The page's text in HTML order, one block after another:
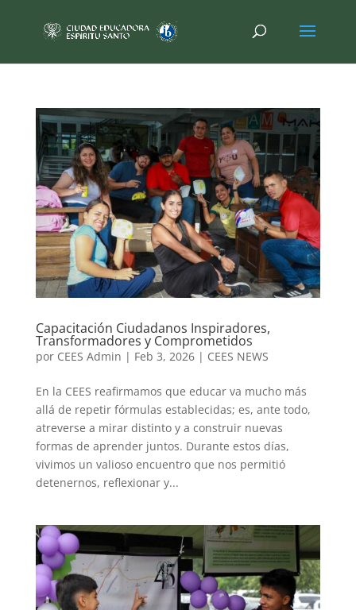
Capacitación Ciudadanos Inspiradores,
Transformadores y Comprometidos
por CEES Admin | Feb 3, 2026| CEES NEWS
En la CEES reafirmamos que educar va mucho más
allá de repetir fórmulas establecidas; es, ante todo,
atreverse a mirar distinto y a construir nuevas
formas de aprender juntos. Durante estos días,
vivimos un valioso encuentro que nos permitió
detenernos, reflexionar y...